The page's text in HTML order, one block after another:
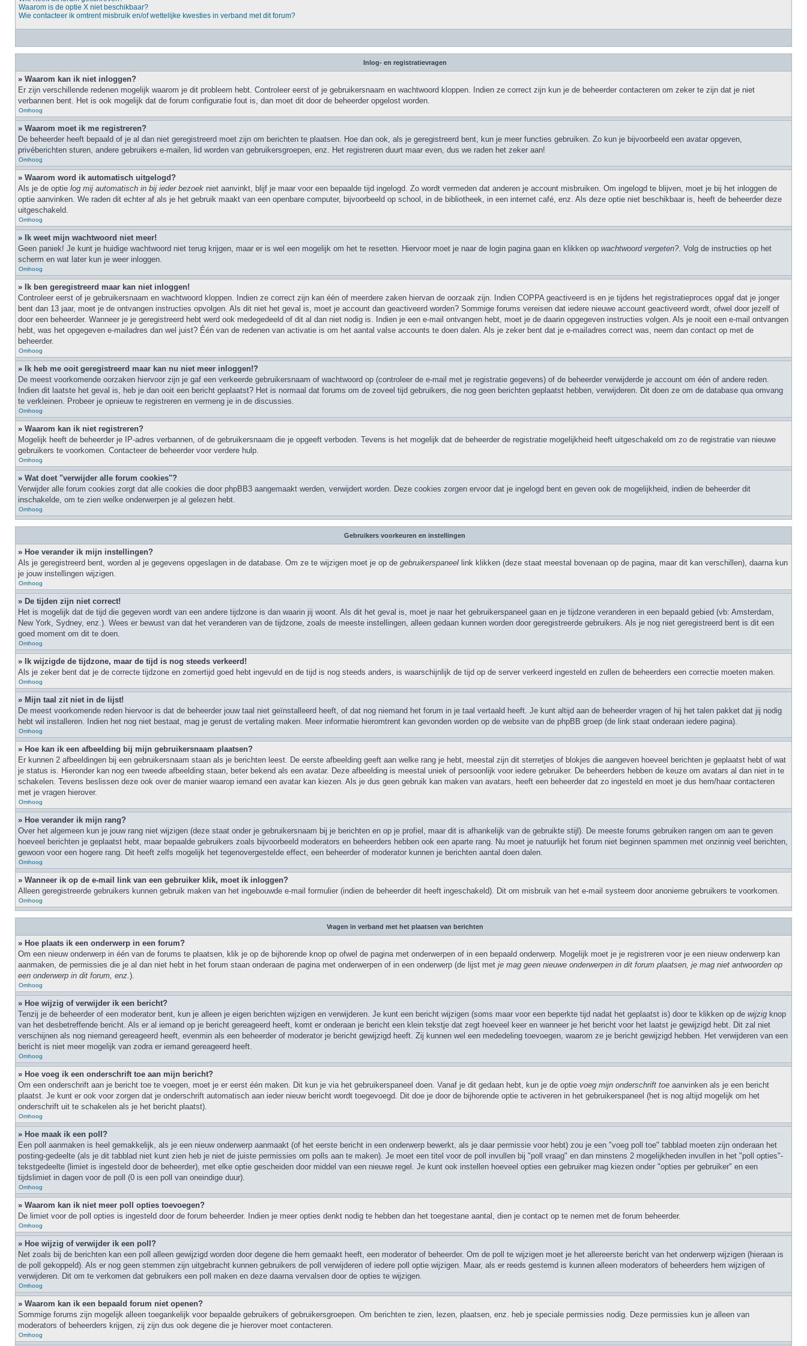
Waarom is de optie X niet beschikbaar?
Wie contacteer ik omtrent misbruik en/of wettelijke kwesties in verband met dit forum?
Inlog- en registratievragen
» Waarom kan ik niet inloggen?
Er zijn verschillende redenen mogelijk waarom je dit probleem hebt. Controleer eerst of je gebruikersnaam en wachtwoord kloppen. Indien ze correct zijn kun je de beheerder contacteren om zeker te zijn dat je niet
verbannen bent. Het is ook mogelijk dat de forum configuratie fout is, dan moet dit door de beheerder opgelost worden.
Omhoog
» Waarom moet ik me registreren?
De beheerder heeft bepaald of je al dan niet geregistreerd moet zijn om berichten te plaatsen. Hoe dan ook, als je geregistreerd bent, kun je meer functies gebruiken. Zo kun je bijvoorbeeld een avatar opgeven,
privéberichten sturen, andere gebruikers e-mailen, lid worden van gebruikersgroepen, enz. Het registreren duurt maar even, dus we raden het zeker aan!
Omhoog
» Waarom word ik automatisch uitgelogd?
Als je de optie log mij automatisch in bij ieder bezoek niet aanvinkt, blijf je maar voor een bepaalde tijd ingelogd. Zo wordt vermeden dat anderen je account misbruiken. Om ingelogd te blijven, moet je bij het inloggen de
optie aanvinken. We raden dit echter af als je het gebruik maakt van een openbare computer, bijvoorbeeld op school, in de bibliotheek, in een internet café, enz. Als deze optie niet beschikbaar is, heeft de beheerder deze
uitgeschakeld.
Omhoog
» Ik weet mijn wachtwoord niet meer!
Geen paniek! Je kunt je huidige wachtwoord niet terug krijgen, maar er is wel een mogelijk om het te resetten. Hiervoor moet je naar de login pagina gaan en klikken op wachtwoord vergeten?. Volg de instructies op het
scherm en wat later kun je weer inloggen.
Omhoog
» Ik ben geregistreerd maar kan niet inloggen!
Controleer eerst of je gebruikersnaam en wachtwoord kloppen. Indien ze correct zijn kan één of meerdere zaken hiervan de oorzaak zijn. Indien COPPA geactiveerd is en je tijdens het registratieproces opgaf dat je jonger
bent dan 13 jaar, moet je de ontvangen instructies opvolgen. Als dit niet het geval is, moet je account dan geactiveerd worden? Sommige forums vereisen dat iedere nieuwe account geactiveerd wordt, ofwel door jezelf of
door een beheerder. Wanneer je je geregistreerd hebt werd ook medegedeeld of dit al dan niet nodig is. Indien je een e-mail ontvangen hebt, moet je de daarin opgegeven instructies volgen. Als je nooit een e-mail ontvangen
hebt, was het opgegeven e-mailadres dan wel juist? Één van de redenen van activatie is om het aantal valse accounts te doen dalen. Als je zeker bent dat je e-mailadres correct was, neem dan contact op met de
beheerder.
Omhoog
» Ik heb me ooit geregistreerd maar kan nu niet meer inloggen!?
De meest voorkomende oorzaken hiervoor zijn je gaf een verkeerde gebruikersnaam of wachtwoord op (controleer de e-mail met je registratie gegevens) of de beheerder verwijderde je account om één of andere reden.
Indien dit laatste het geval is, heb je dan ooit een bericht geplaatst? Het is normaal dat forums om de zoveel tijd gebruikers, die nog geen berichten geplaatst hebben, verwijderen. Dit doen ze om de database qua omvang
te verkleinen. Probeer je opnieuw te registreren en vermeng je in de discussies.
Omhoog
» Waarom kan ik niet registreren?
Mogelijk heeft de beheerder je IP-adres verbannen, of de gebruikersnaam die je opgeeft verboden. Tevens is het mogelijk dat de beheerder de registratie mogelijkheid heeft uitgeschakeld om zo de registratie van nieuwe
gebruikers te voorkomen. Contacteer de beheerder voor verdere hulp.
Omhoog
» Wat doet "verwijder alle forum cookies"?
Verwijder alle forum cookies zorgt dat alle cookies die door phpBB3 aangemaakt werden, verwijdert worden. Deze cookies zorgen ervoor dat je ingelogd bent en geven ook de mogelijkheid, indien de beheerder dit
inschakelde, om te zien welke onderwerpen je al gelezen hebt.
Omhoog
Gebruikers voorkeuren en instellingen
» Hoe verander ik mijn instellingen?
Als je geregistreerd bent, worden al je gegevens opgeslagen in de database. Om ze te wijzigen moet je op de gebruikerspaneel link klikken (deze staat meestal bovenaan op de pagina, maar dit kan verschillen), daarna kun
je jouw instellingen wijzigen.
Omhoog
» De tijden zijn niet correct!
Het is mogelijk dat de tijd die gegeven wordt van een andere tijdzone is dan waarin jij woont. Als dit het geval is, moet je naar het gebruikerspaneel gaan en je tijdzone veranderen in een bepaald gebied (vb: Amsterdam,
New York, Sydney, enz.). Wees er bewust van dat het veranderen van de tijdzone, zoals de meeste instellingen, alleen gedaan kunnen worden door geregistreerde gebruikers. Als je nog niet geregistreerd bent is dit een
goed moment om dit te doen.
Omhoog
» Ik wijzigde de tijdzone, maar de tijd is nog steeds verkeerd!
Als je zeker bent dat je de correcte tijdzone en zomertijd goed hebt ingevuld en de tijd is nog steeds anders, is waarschijnlijk de tijd op de server verkeerd ingesteld en zullen de beheerders een correctie moeten maken.
Omhoog
» Mijn taal zit niet in de lijst!
De meest voorkomende reden hiervoor is dat de beheerder jouw taal niet geïnstalleerd heeft, of dat nog niemand het forum in je taal vertaald heeft. Je kunt altijd aan de beheerder vragen of hij het talen pakket dat jij nodig
hebt wil installeren. Indien het nog niet bestaat, mag je gerust de vertaling maken. Meer informatie hieromtrent kan gevonden worden op de website van de phpBB groep (de link staat onderaan iedere pagina).
Omhoog
» Hoe kan ik een afbeelding bij mijn gebruikersnaam plaatsen?
Er kunnen 2 afbeeldingen bij een gebruikersnaam staan als je berichten leest. De eerste afbeelding geeft aan welke rang je hebt, meestal zijn dit sterretjes of blokjes die aangeven hoeveel berichten je geplaatst hebt of wat
je status is. Hieronder kan nog een tweede afbeelding staan, beter bekend als een avatar. Deze afbeelding is meestal uniek of persoonlijk voor iedere gebruiker. De beheerders hebben de keuze om avatars al dan niet in te
schakelen. Tevens beslissen deze ook over de manier waarop iemand een avatar kan kiezen. Als je dus geen gebruik kan maken van avatars, heeft een beheerder dat zo ingesteld en moet je dus hem/haar contacteren
met je vragen hierover.
Omhoog
» Hoe verander ik mijn rang?
Over het algemeen kun je jouw rang niet wijzigen (deze staat onder je gebruikersnaam bij je berichten en op je profiel, maar dit is afhankelijk van de gebruikte stijl). De meeste forums gebruiken rangen om aan te geven
hoeveel berichten je geplaatst hebt, maar bepaalde gebruikers zoals bijvoorbeeld moderators en beheerders hebben ook een aparte rang. Nu moet je natuurlijk het forum niet beginnen spammen met onzinnig veel berichten,
gewoon voor een hogere rang. Dit heeft zelfs mogelijk het tegenovergestelde effect, een beheerder of moderator kunnen je berichten aantal doen dalen.
Omhoog
» Wanneer ik op de e-mail link van een gebruiker klik, moet ik inloggen?
Alleen geregistreerde gebruikers kunnen gebruik maken van het ingebouwde e-mail formulier (indien de beheerder dit heeft ingeschakeld). Dit om misbruik van het e-mail systeem door anonieme gebruikers te voorkomen.
Omhoog
Vragen in verband met het plaatsen van berichten
» Hoe plaats ik een onderwerp in een forum?
Om een nieuw onderwerp in één van de forums te plaatsen, klik je op de bijhorende knop op ofwel de pagina met onderwerpen of in een bepaald onderwerp. Mogelijk moet je je registreren voor je een nieuw onderwerp kan
aanmaken, de permissies die je al dan niet hebt in het forum staan onderaan de pagina met onderwerpen of in een onderwerp (de lijst met je mag geen nieuwe onderwerpen in dit forum plaatsen, je mag niet antwoorden op
een onderwerp in dit forum, enz.).
Omhoog
» Hoe wijzig of verwijder ik een bericht?
Tenzij je de beheerder of een moderator bent, kun je alleen je eigen berichten wijzigen en verwijderen. Je kunt een bericht wijzigen (soms maar voor een beperkte tijd nadat het geplaatst is) door te klikken op de wijzig knop
van het desbetreffende bericht. Als er al iemand op je bericht gereageerd heeft, komt er onderaan je bericht een klein tekstje dat zegt hoeveel keer en wanneer je het bericht voor het laatst je gewijzigd hebt. Dit zal niet
verschijnen als nog niemand gereageerd heeft, evenmin als een beheerder of moderator je bericht gewijzigd heeft. Zij kunnen wel een mededeling toevoegen, waarom ze je bericht gewijzigd hebben. Het verwijderen van een
bericht is niet meer mogelijk van zodra er iemand gereageerd heeft.
Omhoog
» Hoe voeg ik een onderschrift toe aan mijn bericht?
Om een onderschrift aan je bericht toe te voegen, moet je er eerst één maken. Dit kun je via het gebruikerspaneel doen. Vanaf je dit gedaan hebt, kun je de optie voeg mijn onderschrift toe aanvinken als je een bericht
plaatst. Je kunt er ook voor zorgen dat je onderschrift automatisch aan ieder nieuw bericht wordt toegevoegd. Dit doe je door de bijhorende optie te activeren in het gebruikerspaneel (het is nog altijd mogelijk om het
onderschrift uit te schakelen als je het bericht plaatst).
Omhoog
» Hoe maak ik een poll?
Een poll aanmaken is heel gemakkelijk, als je een nieuw onderwerp aanmaakt (of het eerste bericht in een onderwerp bewerkt, als je daar permissie voor hebt) zou je een "voeg poll toe" tabblad moeten zijn onderaan het
posting-gedeelte (als je dit tabblad niet kunt zien heb je niet de juiste permissies om polls aan te maken). Je moet een titel voor de poll invullen bij "poll vraag" en dan minstens 2 mogelijkheden invullen in het "poll opties"-
tekstgedeelte (limiet is ingesteld door de beheerder), met elke optie gescheiden door middel van een nieuwe regel. Je kunt ook instellen hoeveel opties een gebruiker mag kiezen onder "opties per gebruiker" en een
tijdslimiet in dagen voor de poll (0 is een poll van oneindige duur).
Omhoog
» Waarom kan ik niet meer poll opties toevoegen?
De limiet voor de poll opties is ingesteld door de forum beheerder. Indien je meer opties denkt nodig te hebben dan het toegestane aantal, dien je contact op te nemen met de forum beheerder.
Omhoog
» Hoe wijzig of verwijder ik een poll?
Net zoals bij de berichten kan een poll alleen gewijzigd worden door degene die hem gemaakt heeft, een moderator of beheerder. Om de poll te wijzigen moet je het allereerste bericht van het onderwerp wijzigen (hieraan is
de poll gekoppeld). Als er nog geen stemmen zijn uitgebracht kunnen gebruikers de poll verwijderen of iedere poll optie wijzigen. Maar, als er reeds gestemd is kunnen alleen moderators of beheerders hem wijzigen of
verwijderen. Dit om te verkomen dat gebruikers een poll maken en deze daarna vervalsen door de opties te wijzigen.
Omhoog
» Waarom kan ik een bepaald forum niet openen?
Sommige forums zijn mogelijk alleen toegankelijk voor bepaalde gebruikers of gebruikersgroepen. Om berichten te zien, lezen, plaatsen, enz. heb je speciale permissies nodig. Deze permissies kun je alleen van
moderators of beheerders krijgen, zij zijn dus ook degene die je hierover moet contacteren.
Omhoog